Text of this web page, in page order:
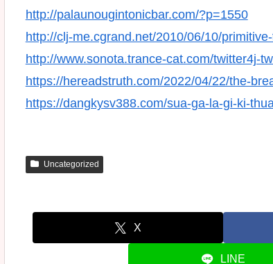
http://palaunougintonicbar.com/?p=1550
http://clj-me.cgrand.net/2010/06/10/
http://www.sonota.trance-cat.com/twitter4j-
https://hereadstruth.com/2022/04/22/the-
https://dangkysv388.com/sua-ga-la-gi-ki-
Uncategorized
X
LINE